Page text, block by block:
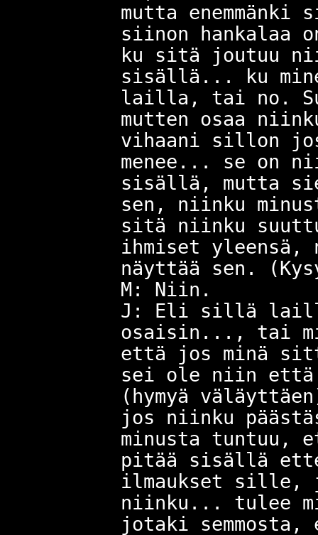
mutta
siinon hankalaa
ku sitä joutuu
sisällä... ku
lailla, tai no.
mutten osaa
vihaani sillon
menee... se on
sisällä, mutta
sen, niinku
sitä niinku
ihmiset
näyttää sen.
M: Niin.
J: Eli sillä
osaisin..., tai
että jos minä
sei ole niin että
(hymyä
jos niinku
minusta tuntuu,
pitää sisällä
ilmaukset sille,
niinku... tulee
jotaki